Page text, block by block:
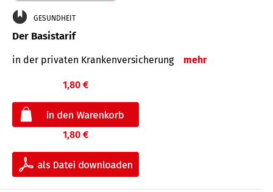
GESUNDHEIT
Der Basistarif
in der privaten Kran­ken­ver­siche­rung mehr
1,80 €
1,80 €